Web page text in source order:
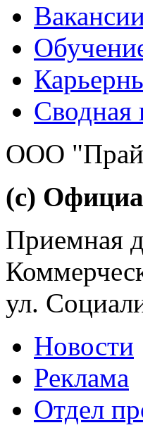
Сводная
ООО
(с)
Приемная
ул.
Новости
Реклама
Отдел